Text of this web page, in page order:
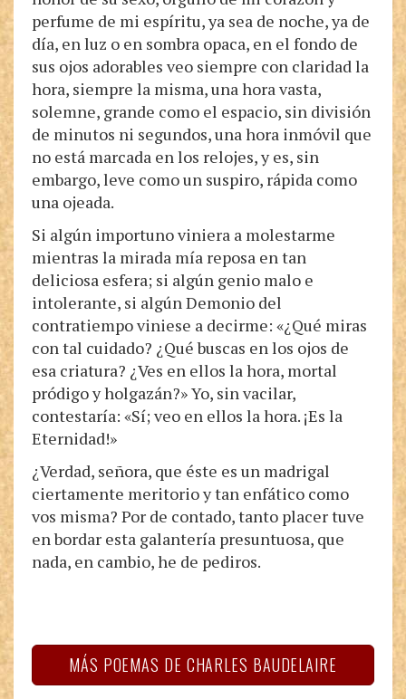
perfume de mi espíritu, ya sea de noche, ya de
día, en luz o en sombra opaca, en el fondo de
sus ojos adorables veo siempre con claridad la
hora, siempre la misma, una hora vasta,
solemne, grande como el espacio, sin división
de minutos ni segundos, una hora inmóvil que
no está marcada en los relojes, y es, sin
embargo, leve como un suspiro, rápida como
una ojeada.
Si algún importuno viniera a molestarme
mientras la mirada mía reposa en tan
deliciosa esfera; si algún genio malo e
intolerante, si algún Demonio del
contratiempo viniese a decirme: «¿Qué miras
con tal cuidado? ¿Qué buscas en los ojos de
esa criatura? ¿Ves en ellos la hora, mortal
pródigo y holgazán?» Yo, sin vacilar,
contestaría: «Sí; veo en ellos la hora. ¡Es la
Eternidad!»
¿Verdad, señora, que éste es un madrigal
ciertamente meritorio y tan enfático como
vos misma? Por de contado, tanto placer tuve
en bordar esta galantería presuntuosa, que
nada, en cambio, he de pediros.
MÁS POEMAS DE CHARLES BAUDELAIRE